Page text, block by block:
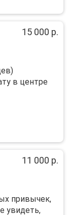
15 000 р.
в цeнтрe
11 000 р.
привычек,
увидеть,